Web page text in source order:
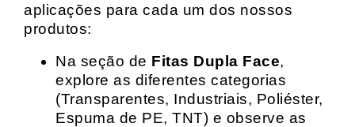
aplicações para cada um dos nossos
produtos:
Na seção de Fitas Dupla Face,
explore as diferentes categorias
(Transparentes, Industriais, Poliéster,
Espuma de PE, TNT) e observe as